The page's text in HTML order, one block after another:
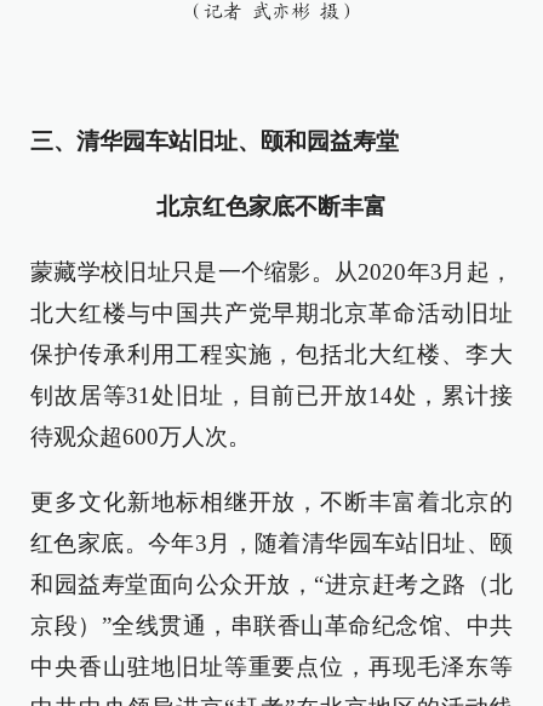
（记者 武亦彬 摄）
三、清华园车站旧址、颐和园益寿堂
北京红色家底不断丰富
蒙藏学校旧址只是一个缩影。从2020年3月起，
北大红楼与中国共产党早期北京革命活动旧址
保护传承利用工程实施，包括北大红楼、李大
钊故居等31处旧址，目前已开放14处，累计接
待观众超600万人次。
更多文化新地标相继开放，不断丰富着北京的
红色家底。今年3月，随着清华园车站旧址、颐
和园益寿堂面向公众开放，“进京赶考之路（北
京段）”全线贯通，串联香山革命纪念馆、中共
中央香山驻地旧址等重要点位，再现毛泽东等